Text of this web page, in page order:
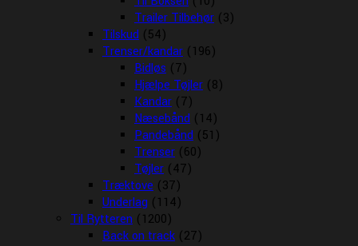
Trailer Tilbehør (3)
Tilskud (54)
Trenser/kandar (196)
Bidløs (7)
Hjælpe Tøjler (8)
Kandar (7)
Næsebånd (14)
Pandebånd (51)
Trenser (60)
Tøjler (47)
Træktove (37)
Underlag (114)
Til Rytteren (1200)
Back on track (27)